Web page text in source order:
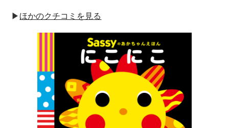
▶︎ほかのクチコミを見る